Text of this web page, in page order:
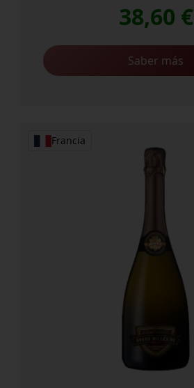
38,60 €
Saber más
Francia